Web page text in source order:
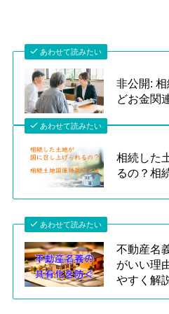
あわせて読みたい
非公開:
どお金関
あわせて読みたい
相続した
るの？相
あわせて読みたい
不動産名
がいい理
やすく解